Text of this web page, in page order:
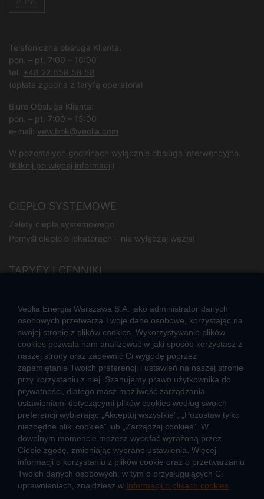
Telefoniczna obsługa Klienta:
pon. – pt. 7:00 – 16:00
tel.
+48 22 658 58 58
(opłata zgodna z taryfą operatora)
Biuro Obsługa Klienta:
pon. – pt. 7:00 – 15:00
e-mail: vew.bok@veolia.com
W pozostałych godzinach wyłącznie obsługa interwencyjna.
(Kliknij po więcej informacji)
CIEPŁO SYSTEMOWE
Zalety ciepła systemowego
Pomyśl ciepło o lokatorach – nie wyłączaj węzła!
TARYFY I CENNIKI
JAK POWSTAJE CIEPŁO
Mapa sieci ciepłowniczej
Co to jest kogeneracja
2026 © Veolia Energia Warszawa S.A.
O firmie
Sportowa akademia Veolia
Fundacja Veolia Polska
Polityka prywatności
Zgłoś nieprawidłowość
Kontakt
Veolia Energia Warszawa S.A. jako administrator danych
osobowych przetwarza Twoje dane osobowe, korzystając na
swojej stronie z plików cookies. Wykorzystywanie plików
cookies pozwala nam analizować w jaki sposób korzystasz z
naszej strony oraz zapewnić Ci wygodę poprzez
zapamiętanie Twoich preferencji i ustawień na naszej stronie
przy korzystaniu z niej. Szanujemy prawo użytkownika do
prywatności, dlatego masz możliwość zarządzania
ustawieniami dotyczącymi plików cookies według swoich
preferencji wybierając „Akceptuj wszystkie”, „Pozostaw tylko
niezbędne pliki cookies” lub „Zarządzaj cookies”. W
dowolnym momencie możesz wycofać wyrażoną przez
Ciebie zgodę, zmieniając wybrane ustawienia. Więcej
informacji o korzystaniu z plików cookie oraz o przetwarzaniu
Twoich danych osobowych, w tym o przysługujących Ci
uprawnieniach, znajdziesz w Informacji o plikach cookies